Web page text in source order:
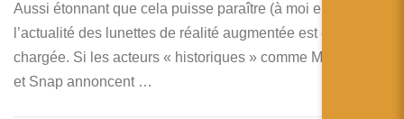
Aussi étonnant que cela puisse paraître (à moi en tout cas)
l’actualité des lunettes de réalité augmentée est encore
chargée. Si les acteurs « historiques » comme Magic Leap
et Snap annoncent …